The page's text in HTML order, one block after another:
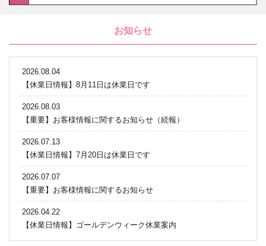
お知らせ
2026.08.04
【休業日情報】8月11日は休業日です
2026.08.03
【重要】お客様情報に関するお知らせ（続報）
2026.07.13
【休業日情報】7月20日は休業日です
2026.07.07
【重要】お客様情報に関するお知らせ
2026.04.22
【休業日情報】ゴールデンウィーク休業案内